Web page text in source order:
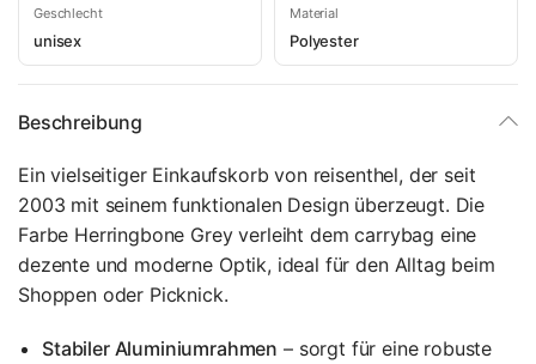
Geschlecht
unisex
Material
Polyester
Beschreibung
Ein vielseitiger Einkaufskorb von reisenthel, der seit
2003 mit seinem funktionalen Design überzeugt. Die
Farbe Herringbone Grey verleiht dem carrybag eine
dezente und moderne Optik, ideal für den Alltag beim
Shoppen oder Picknick.
Stabiler Aluminiumrahmen – sorgt für eine robuste